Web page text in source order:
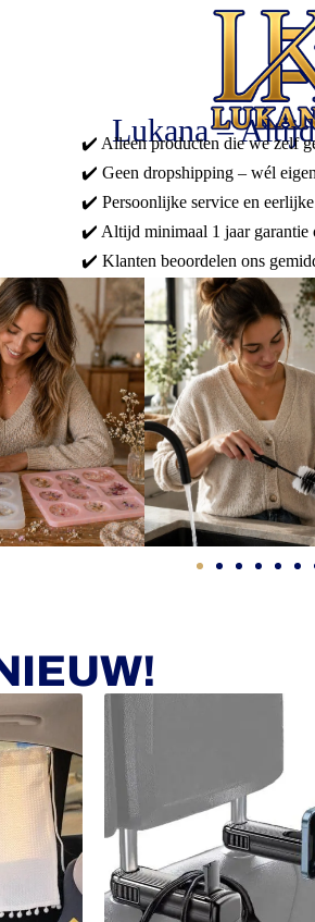
Lukana –
✔️ Alleen producten die we zelf
✔️ Geen dropshipping – wél
✔️ Persoonlijke service en
✔️ Altijd minimaal 1 jaar garantie
✔️ Klanten beoordelen ons